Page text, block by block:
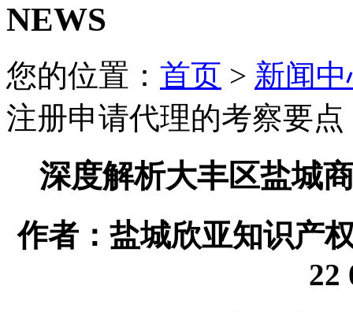
NEWS
您的位置： 首页 > 新闻
注册申请代理的考察要点
深度解析大丰区盐城
作者：盐城欣亚知识产
22